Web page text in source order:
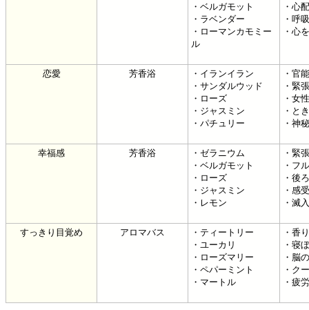
・ベルガモット
・ラベンダー
・ローマンカモミー
ル
・心
・呼
・心
恋愛 芳香浴
・イランイラン
・サンダルウッド
・ローズ
・ジャスミン
・パチュリー
・官
・緊
・女
・と
・神
幸福感 芳香浴
・ゼラニウム
・ベルガモット
・ローズ
・ジャスミン
・レモン
・緊
・フ
・後
・感
・滅
すっきり目覚め アロマバス
・ティートリー
・ユーカリ
・ローズマリー
・ペパーミント
・マートル
・香
・寝
・脳
・ク
・疲